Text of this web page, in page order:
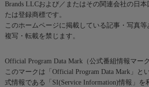
Brands LLCおよび／またはその関連会社の日
たは登録商標です。
このホームページに掲載している記事・写真
複写・転載を禁じます。
Official Program Data Mark（公式番組情報マーク
このマークは「Official Program Data Mark」と
式情報である「SI(Service Information)情報」を